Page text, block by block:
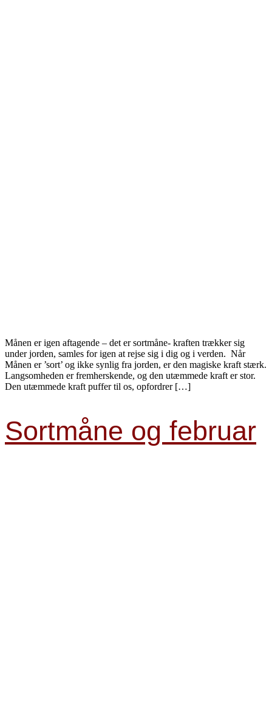
Månen er igen aftagende – det er sortmåne- kraften trækker sig
under jorden, samles for igen at rejse sig i dig og i verden. ​ Når
Månen er ’sort’ og ikke synlig fra jorden, er den magiske kraft stærk.
Langsomheden er fremherskende, og den utæmmede kraft er stor.
Den utæmmede kraft puffer til os, opfordrer […]
Sortmåne og februar